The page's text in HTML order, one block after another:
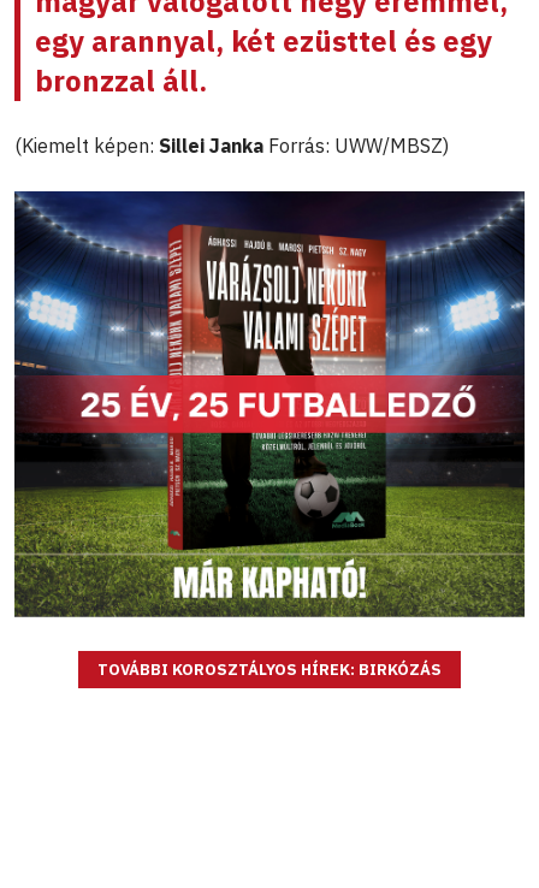
egy arannyal, két ezüsttel és egy
bronzzal áll.
(Kiemelt képen: Sillei Janka Forrás: UWW/MBSZ)
TOVÁBBI KOROSZTÁLYOS HÍREK: BIRKÓZÁS